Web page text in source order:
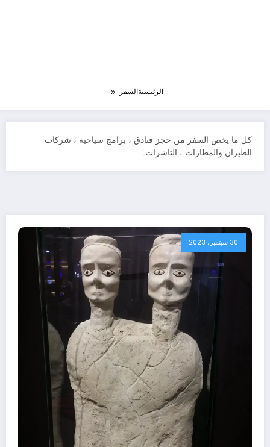
الرئيسيةالسفر
كل ما يخص السفر من حجز فنادق ، برامج سياحية ، شركات
الطيران والمطارات ، التاشرات.
30 سبتمبر، 2023